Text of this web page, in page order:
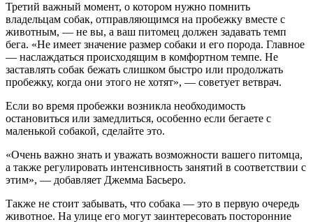
Третий важный момент, о котором нужно помнить
владельцам собак, отправляющимся на пробежку вместе с
животным, — не вы, а ваш питомец должен задавать темп
бега. «Не имеет значение размер собаки и его порода. Главное
— наслаждаться происходящим в комфортном темпе. Не
заставлять собак бежать слишком быстро или продолжать
пробежку, когда они этого не хотят», — советует ветврач.
Если во время пробежки возникла необходимость
остановиться или замедлиться, особенно если бегаете с
маленькой собакой, сделайте это.
«Очень важно знать и уважать возможности вашего питомца,
а также регулировать интенсивность занятий в соответствии с
этим», — добавляет Джемма Басьеро.
Также не стоит забывать, что собака — это в первую очередь
животное. На улице его могут заинтересовать посторонние